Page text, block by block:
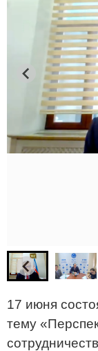
17 июня
тему